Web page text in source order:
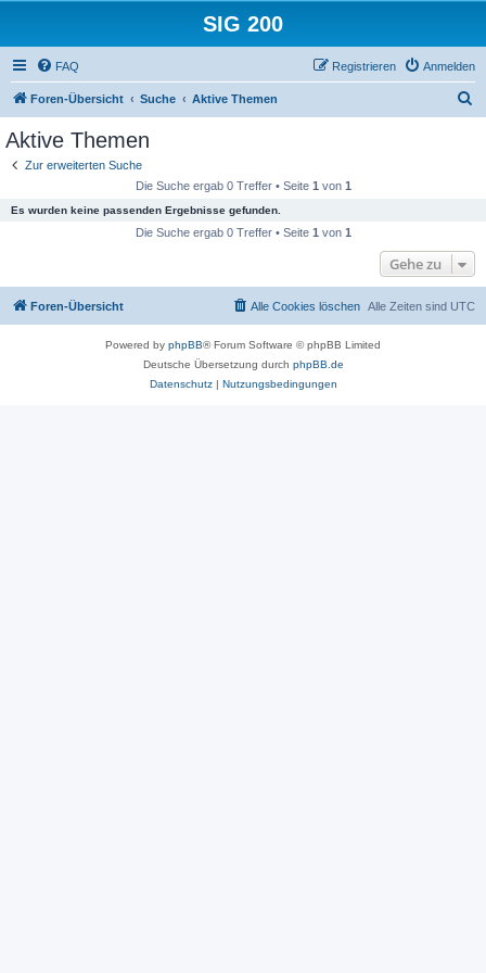
SIG 200
FAQ Anmelden
Registrieren
Foren-Übersicht Suche Aktive Themen
Aktive Themen
Zur erweiterten Suche
Die Suche ergab 0 Treffer • Seite 1 von 1
Es wurden keine passenden Ergebnisse gefunden.
Die Suche ergab 0 Treffer • Seite 1 von 1
Gehe zu
Foren-Übersicht Alle Zeiten sind UTC
Alle Cookies löschen
Powered by phpBB® Forum Software © phpBB Limited
Deutsche Übersetzung durch phpBB.de
Datenschutz| Nutzungsbedingungen